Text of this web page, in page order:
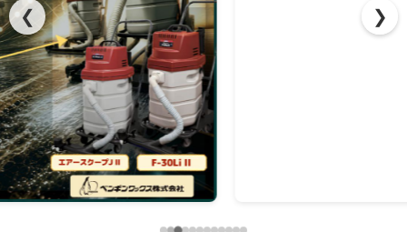
❮ ❯